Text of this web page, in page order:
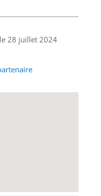
28 juillet 2024